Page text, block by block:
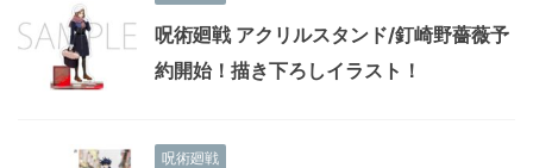
呪術廻戦 アクリルスタンド/釘崎野薔薇予
約開始！描き下ろしイラスト！
呪術廻戦